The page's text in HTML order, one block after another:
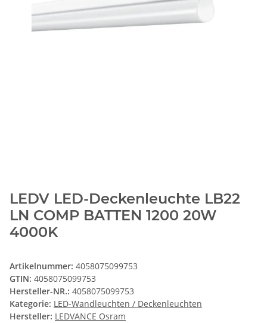
LEDV LED-Deckenleuchte LB22
LN COMP BATTEN 1200 20W
4000K
Artikelnummer: 4058075099753
GTIN: 4058075099753
Hersteller-NR.: 4058075099753
Kategorie: LED-Wandleuchten / Deckenleuchten
Hersteller: LEDVANCE Osram